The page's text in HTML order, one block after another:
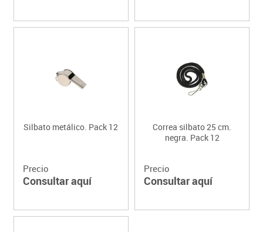
Silbato metálico. Pack 12
Precio
Consultar aquí
Correa silbato 25 cm.
negra. Pack 12
Precio
Consultar aquí